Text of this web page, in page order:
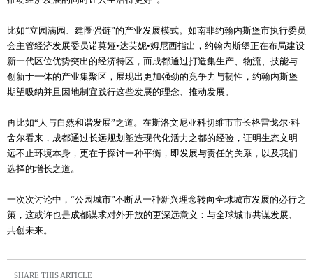
比如“立园满园、建圈强链”的产业发展模式。如南非约翰内斯堡市执行委员
会主管经济发展委员诺莫娅•达芙妮•姆尼西指出，约翰内斯堡正在布局建设
新一代区位优势突出的经济特区，而成都通过打造集生产、物流、技能与
创新于一体的产业集聚区，展现出更加强劲的竞争力与韧性，约翰内斯堡
期望吸纳并且因地制宜践行这些发展的理念、推动发展。
再比如“人与自然和谐发展”之道。在斯洛文尼亚科切维市市长格雷戈尔·科
舍尔看来，成都通过长远规划塑造现代化活力之都的经验，证明生态文明
远不止环境本身，更在于探讨一种平衡，即发展与责任的关系，以及我们
选择的增长之道。
一次次讨论中，“公园城市”不断从一种新兴理念转向全球城市发展的必行之
策，这或许也是成都谋求对外开放的更深远意义：与全球城市共谋发展、
共创未来。
SHARE THIS ARTICLE